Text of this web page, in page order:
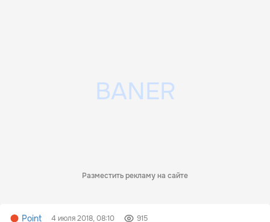
Разместить рекламу на сайте
Point 4 июля 2018, 08:10 915